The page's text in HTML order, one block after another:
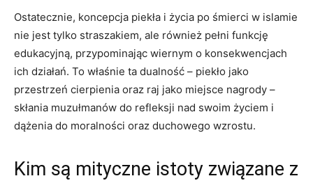
Ostatecznie, koncepcja piekła i życia po śmierci w ‍islamie
nie jest tylko straszakiem, ale również pełni ⁤funkcję
edukacyjną, przypominając wiernym o konsekwencjach
ich działań. To właśnie ta dualność – piekło jako
‌przestrzeń cierpienia oraz raj jako miejsce nagrody –
skłania​ muzułmanów do refleksji ⁢nad swoim życiem i
dążenia do moralności oraz duchowego wzrostu.
Kim są mityczne istoty ​związane z